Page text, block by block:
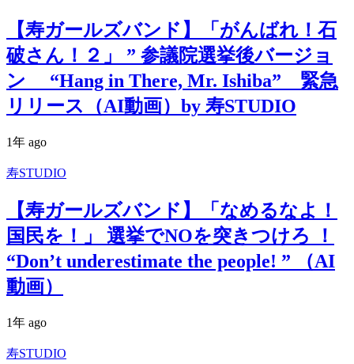
【寿ガールズバンド】「がんばれ！石
破さん！２」 ” 参議院選挙後バージョ
ン “Hang in There, Mr. Ishiba” 緊急
リリース（AI動画）by 寿STUDIO
1年 ago
寿STUDIO
【寿ガールズバンド】「なめるなよ！
国民を！」 選挙でNOを突きつけろ ！
“Don’t underestimate the people! ” （AI
動画）
1年 ago
寿STUDIO